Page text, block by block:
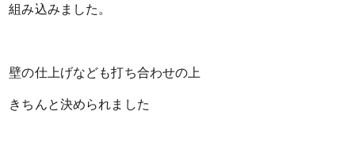
組み込みました。
壁の仕上げなども打ち合わせの上
きちんと決められました